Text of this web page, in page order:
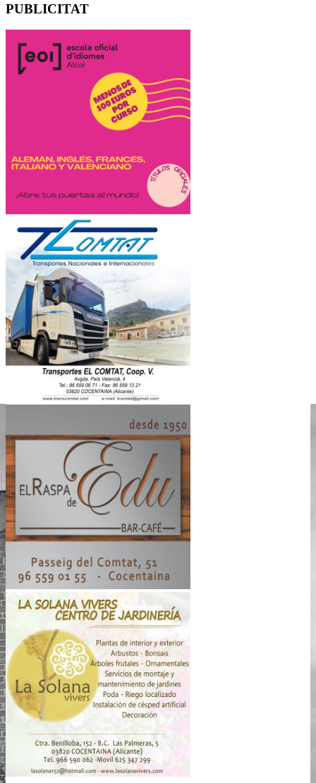
PUBLICITAT